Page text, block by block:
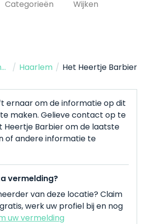
Categorieën Wijken
Barbershop / Haarlem / Het Heertje Barbier
ernaar om de informatie op dit
maken. Gelieve contact op te
Heertje Barbier om de laatste
of andere informatie te
vermelding?
van deze locatie? Claim
werk uw profiel bij en nog
uw vermelding